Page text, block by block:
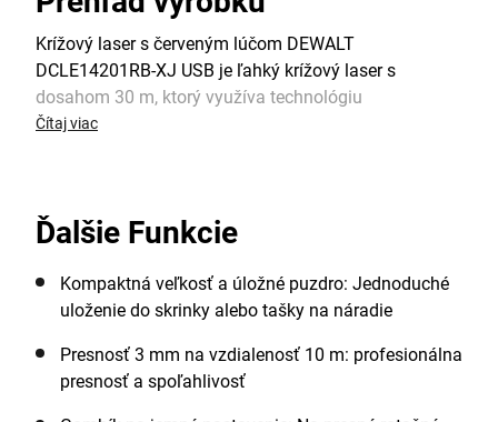
Krížový laser s červeným lúčom DEWALT
DCLE14201RB-XJ USB je ľahký krížový laser s
dosahom 30 m, ktorý využíva technológiu
POWERSTACK™. Integrovaná batéria USB, ktorá sa
používať počas nabíjania, batéria sa nabije na 80 % už
krížový lúč, ktorý má pracovný dosah 30 m alebo 50 m
pri použití s detektorom. Vďaka zvýšenej presnosti +/-
profesionálnu presnosť a precíznosť pri práci. Krížový
laser USB s červeným lúčom je okrem manuálneho
sklonu, automatického vyrovnávania a kyvadlového
Čítaj viac
Ďalšie Funkcie
Kompaktná veľkosť a úložné puzdro: Jednoduché
uloženie do skrinky alebo tašky na náradie
Presnosť 3 mm na vzdialenosť 10 m: profesionálna
presnosť a spoľahlivosť